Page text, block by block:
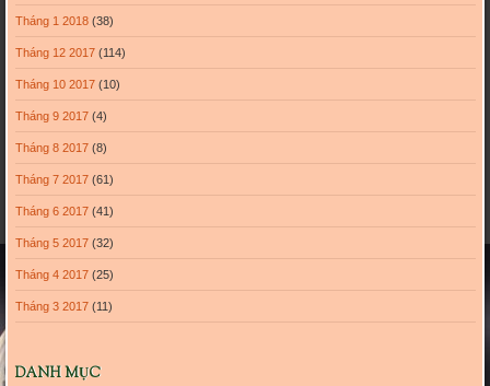
Tháng 1 2018(38)
Tháng 12 2017(114)
Tháng 10 2017(10)
Tháng 9 2017(4)
Tháng 8 2017(8)
Tháng 7 2017(61)
Tháng 6 2017(41)
Tháng 5 2017(32)
Tháng 4 2017(25)
Tháng 3 2017(11)
DANH MỤC